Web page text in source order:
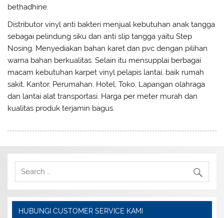
bethadhine.
Distributor vinyl anti bakteri menjual kebutuhan anak tangga
sebagai pelindung siku dan anti slip tangga yaitu Step
Nosing. Menyediakan bahan karet dan pvc dengan pilihan
warna bahan berkualitas. Selain itu mensupplai berbagai
macam kebutuhan karpet vinyl pelapis lantai, baik rumah
sakit, Kantor, Perumahan, Hotel, Toko, Lapangan olahraga
dan lantai alat transportasi. Harga per meter murah dan
kualitas produk terjamin bagus.
HUBUNGI CUSTOMER SERVICE KAMI